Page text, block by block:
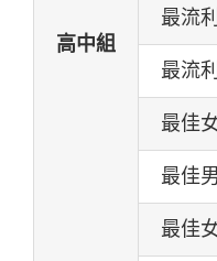
高中組
最流
最流
最佳
最佳
最佳